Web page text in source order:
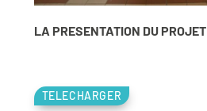
LA PRESENTATION DU PROJET
TELECHARGER